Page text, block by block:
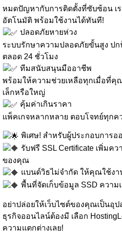
หมดปัญหากับการติดตั้งที่ซับซ้อน เร
อัตโนมัติ พร้อมใช้งานได้ทันที!
ปลอดภัยหายห่วง
ระบบรักษาความปลอดภัยขั้นสูง
ตลอด 24 ชั่วโมง
ทีมสนับสนุนมืออาชีพ
พร้อมให้ความช่วยเหลือทุกเมื่อที่คุ
เล็กหรือใหญ่
คุ้มค่าเกินราคา
แพ็คเกจหลากหลาย ตอบโจทย์ทุก
พิเศษ! สำหรับผู้ประกอบการ
รับฟรี SSL Certificate เพิ่มค
ของคุณ
แบนด์วิธไม่จำกัด ให้คุณใช้งา
พื้นที่จัดเก็บข้อมูล SSD ความเ
อย่าปล่อยให้เว็บไซต์ของคุณเป็นอุ
ธุรกิจออนไลน์ต้องมี เลือก
ความแตกต่างเลย!